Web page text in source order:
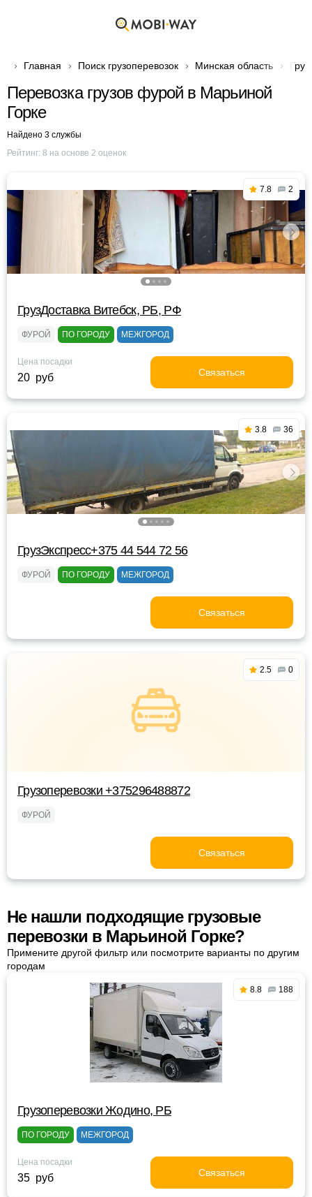
Главная Поиск грузоперевозок Минская область
Перевозка грузов фурой в Марьиной
Горке
Найдено 3 службы
Рейтинг: 8 на основе 2 оценок
7.8 2
ГрузДоставка Витебск, РБ, РФ
ФУРОЙ ПО ГОРОДУ МЕЖГОРОД
Цена посадки
20 руб Связаться
3.8 36
ГрузЭкспресс+375 44 544 72 56
ФУРОЙ ПО ГОРОДУ МЕЖГОРОД
Связаться
2.5 0
Грузоперевозки +375296488872
ФУРОЙ
Связаться
Не нашли подходящие грузовые
перевозки в Марьиной Горке?
Примените другой фильтр или посмотрите варианты по другим
городам
8.8 188
Грузоперевозки Жодино, РБ
ПО ГОРОДУ МЕЖГОРОД
Цена посадки
35 руб Связаться